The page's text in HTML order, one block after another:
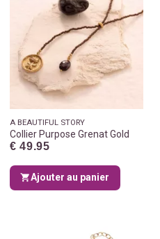
A BEAUTIFUL STORY
Collier Purpose Grenat Gold
€ 49.95
Ajouter au panier